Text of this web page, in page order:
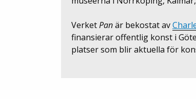
VerketPanär bekostat av
finansierar offentlig konst i
platser som blir aktuella för